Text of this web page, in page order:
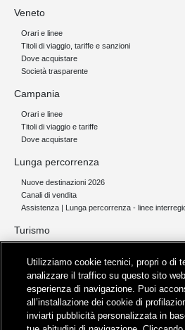
Veneto
Orari e linee
Titoli di viaggio, tariffe e sanzioni
Dove acquistare
Società trasparente
Campania
Orari e linee
Titoli di viaggio e tariffe
Dove acquistare
Lunga percorrenza
Nuove destinazioni 2026
Canali di vendita
Assistenza | Lunga percorrenza - linee
Turismo
Servizi per aeroporti
Servizi di noleggio con conducente
Servizio di navigazione sul Lago Trasimeno
News e comunicati stampa
Utilizziamo cookie tecnici, propri o di
analizzare il traffico su questo sito
esperienza di navigazione. Puoi
all’installazione dei cookie di
inviarti pubblicità personalizzata in